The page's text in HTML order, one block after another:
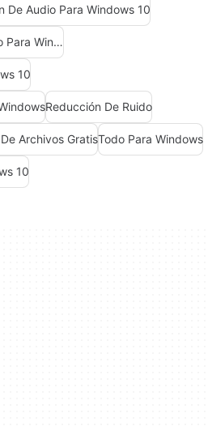
De Audio Para Windows 10
Software De Edición De Audio Para Windows 7
10
Reducción De Ruido
Archivos GratisTodo Para Windows
10